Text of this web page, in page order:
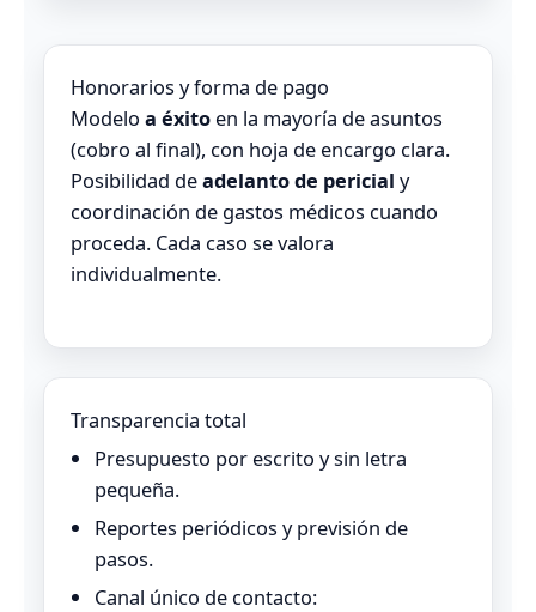
Honorarios y forma de pago
Modelo a éxito en la mayoría de asuntos
(cobro al final), con hoja de encargo clara.
Posibilidad deadelanto de pericial y
coordinación de gastos médicos cuando
proceda. Cada caso se valora
individualmente.
Transparencia total
Presupuesto por escrito y sin letra
pequeña.
Reportes periódicos y previsión de
pasos.
Canal único de contacto: